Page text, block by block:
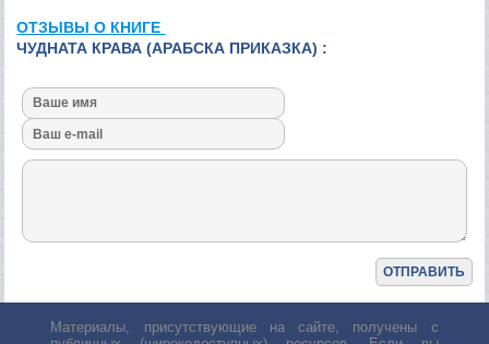
ОТЗЫВЫ О КНИГЕ
ЧУДНАТА КРАВА (АРАБСКА ПРИКАЗКА) :
Материалы, присутствующие на сайте, получены с